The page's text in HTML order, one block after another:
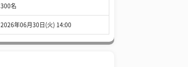
300名
2026年06月30日(火) 14:00